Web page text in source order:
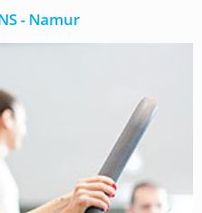
- Namur